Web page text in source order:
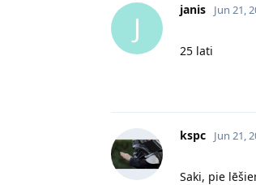
J
janis Jun 21,
25 lati
kspc Jun 21,
Saki, pie